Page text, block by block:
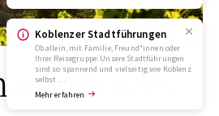
Koblenzer Stadtführungen
Ob allein, mit Familie, Freund*innen oder
Ihrer Reisegruppe: Unsere Stadtführungen
sind so spannend und vielseitig wie Koblenz
selbst …
Mehr erfahrenWinzer